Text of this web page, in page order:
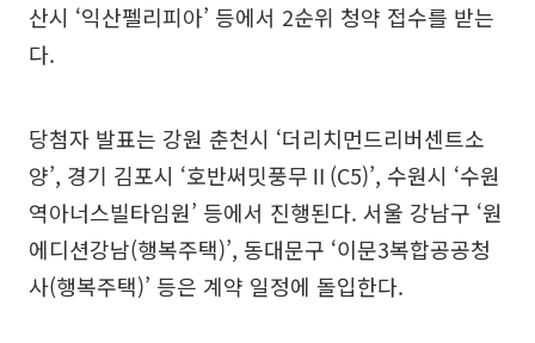
산시 ‘익산펠리피아’ 등에서 2순위 청약 접수를 받는
다.
당첨자 발표는 강원 춘천시 ‘더리치먼드리버센트소
양’, 경기 김포시 ‘호반써밋풍무Ⅱ(C5)’, 수원시 ‘수원
역아너스빌타임원’ 등에서 진행된다. 서울 강남구 ‘원
에디션강남(행복주택)’, 동대문구 ‘이문3복합공공청
사(행복주택)’ 등은 계약 일정에 돌입한다.